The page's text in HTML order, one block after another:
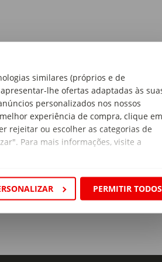
similares (próprios e de
lhe ofertas adaptadas às
personalizados nos nossos
experiência de compra, clique em
rejeitar ou escolher as categorias de
Para mais informações, visite a
PERMITIR TODOS
5 x 10 x 1cm